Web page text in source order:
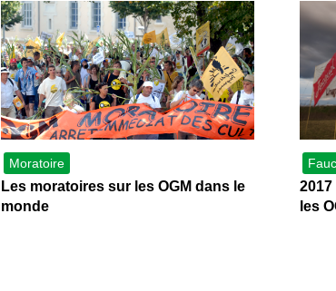
Moratoire
Les moratoires sur les OGM dans le
monde
les